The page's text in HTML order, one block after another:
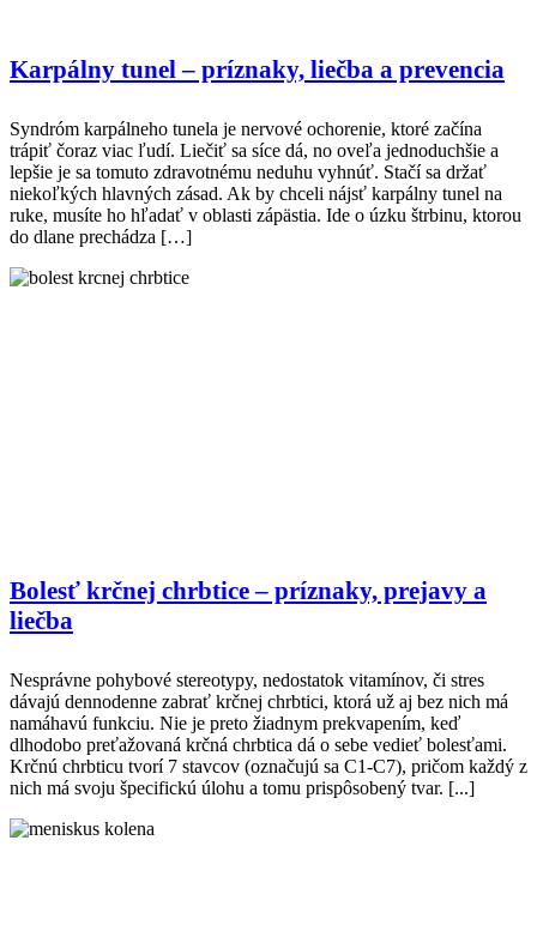
Karpálny tunel – príznaky, liečba a prevencia
Syndróm karpálneho tunela je nervové ochorenie, ktoré začína
trápiť čoraz viac ľudí. Liečiť sa síce dá, no oveľa jednoduchšie a
lepšie je sa tomuto zdravotnému neduhu vyhnúť. Stačí sa držať
niekoľkých hlavných zásad. Ak by chceli nájsť karpálny tunel na
ruke, musíte ho hľadať v oblasti zápästia. Ide o úzku štrbinu, ktorou
do dlane prechádza […]
Bolesť krčnej chrbtice – príznaky, prejavy a
liečba
Nesprávne pohybové stereotypy, nedostatok vitamínov, či stres
dávajú dennodenne zabrať krčnej chrbtici, ktorá už aj bez nich má
namáhavú funkciu. Nie je preto žiadnym prekvapením, keď
dlhodobo preťažovaná krčná chrbtica dá o sebe vedieť bolesťami.
Krčnú chrbticu tvorí 7 stavcov (označujú sa C1-C7), pričom každý z
nich má svoju špecifickú úlohu a tomu prispôsobený tvar. [...]